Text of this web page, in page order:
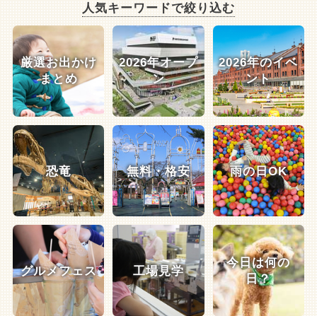
人気キーワードで絞り込む
厳選お出かけ
まとめ
2026年オープ
ン
2026年のイベ
ント
恐竜 無料・格安 雨の日OK
グルメフェス 工場見学
今日は何の
日？